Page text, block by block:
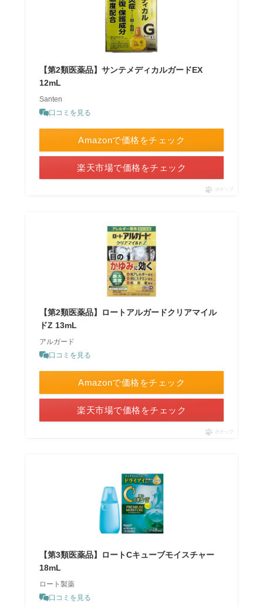
【第2類医薬品】サンテメディカルガードEX
12mL
Santen
口コミを見る
Amazonで価格をチェック
楽天市場で価格をチェック
ポチップ
【第2類医薬品】ロートアルガードクリアマイル
ドZ 13mL
アルガード
口コミを見る
Amazonで価格をチェック
楽天市場で価格をチェック
ポチップ
【第3類医薬品】ロートCキューブモイスチャー
18mL
ロート製薬
口コミを見る